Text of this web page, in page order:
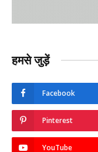
हमसे जुड़ें
Facebook
Pinterest
YouTube